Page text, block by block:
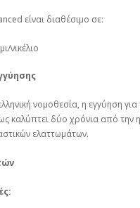
είναι διαθέσιμο σε:
νικέλιο
νομοθεσία, η εγγύηση
καλύπτει δύο χρόνια από την
ελαττωμάτων.